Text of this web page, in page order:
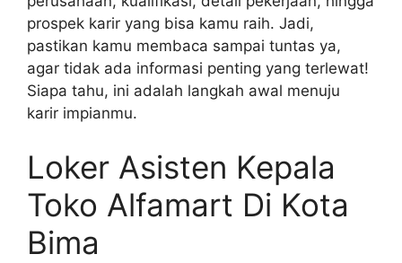
prospek karir yang bisa kamu raih. Jadi,
pastikan kamu membaca sampai tuntas ya,
agar tidak ada informasi penting yang terlewat!
Siapa tahu, ini adalah langkah awal menuju
karir impianmu.
Loker Asisten Kepala
Toko Alfamart Di Kota
Bima